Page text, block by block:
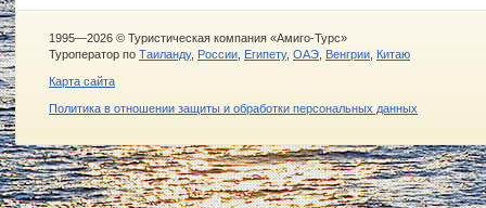
1995—2026 © Туристическая компания «Амиго-Турс»
Туроператор по Таиланду, России Египету, ОАЭ Венгрии Китаю
Карта сайта
Политика в отношении защиты и обработки персональных данных